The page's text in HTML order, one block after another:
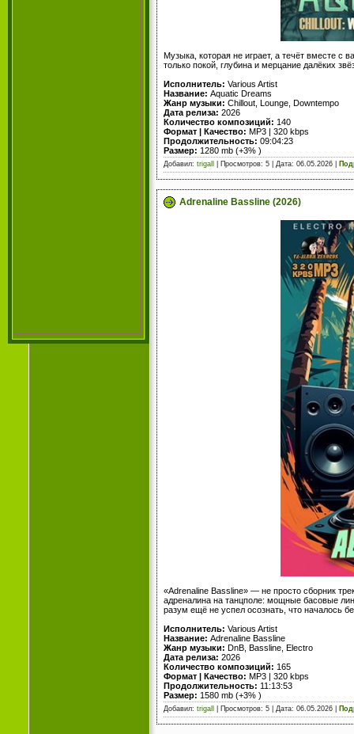
Музыка, которая не играет, а течёт вместе с
только покой, глубина и мерцание далёких
Исполнитель: Various Artist
Название: Aquatic Dreams
Жанр музыки: Chillout, Lounge, Downtempo
Дата релиза: 2026
Количество композиций: 140
Формат | Качество: MP3 | 320 kbps
Продолжительность: 09:04:23
Размер: 1280 mb (+3% )
Добавил: trigall | Просмотров: 5 | Дата: 06.05.2026
Adrenaline Bassline (2026)
«Adrenaline Bassline» — не просто сборник
адреналина на танцполе: мощные басовые
разум ещё не успел осознать, что началось
Исполнитель: Various Artist
Название: Adrenaline Bassline
Жанр музыки: DnB, Bassline, Electro
Дата релиза: 2026
Количество композиций: 165
Формат | Качество: MP3 | 320 kbps
Продолжительность: 11:13:53
Размер: 1580 mb (+3% )
Добавил: trigall | Просмотров: 5 | Дата: 06.05.2026